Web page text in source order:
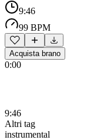
9:46
99 BPM
Acquista brano
0:00
9:46
Altri tag
instrumental